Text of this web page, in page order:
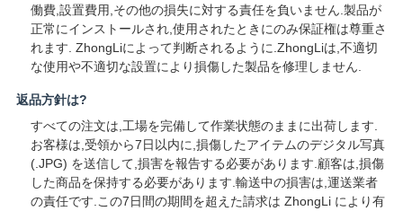
SITEMAP
PRIVACY
POLICY
働費,設置費用,その他の損失に対する責任を負いません.製品が
正常にインストールされ,使用されたときにのみ保証権は尊重さ
れます. ZhongLiによって判断されるように.ZhongLiは,不適切
な使用や不適切な設置により損傷した製品を修理しません.
返品方針は?
すべての注文は,工場を完備して作業状態のままに出荷します.
お客様は,受領から7日以内に,損傷したアイテムのデジタル写真
(.JPG) を送信して,損害を報告する必要があります.顧客は,損傷
した商品を保持する必要があります.輸送中の損害は,運送業者
の責任です.この7日間の期間を超えた請求は ZhongLi により有